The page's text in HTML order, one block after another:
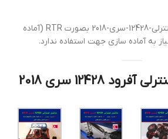
لازم به ذکر است ماشین-کنترلی-12428-سری-2018 بصورت RTR (آماده
به آماده سازی جهت استفاده ندارد.
12428 سری 2018